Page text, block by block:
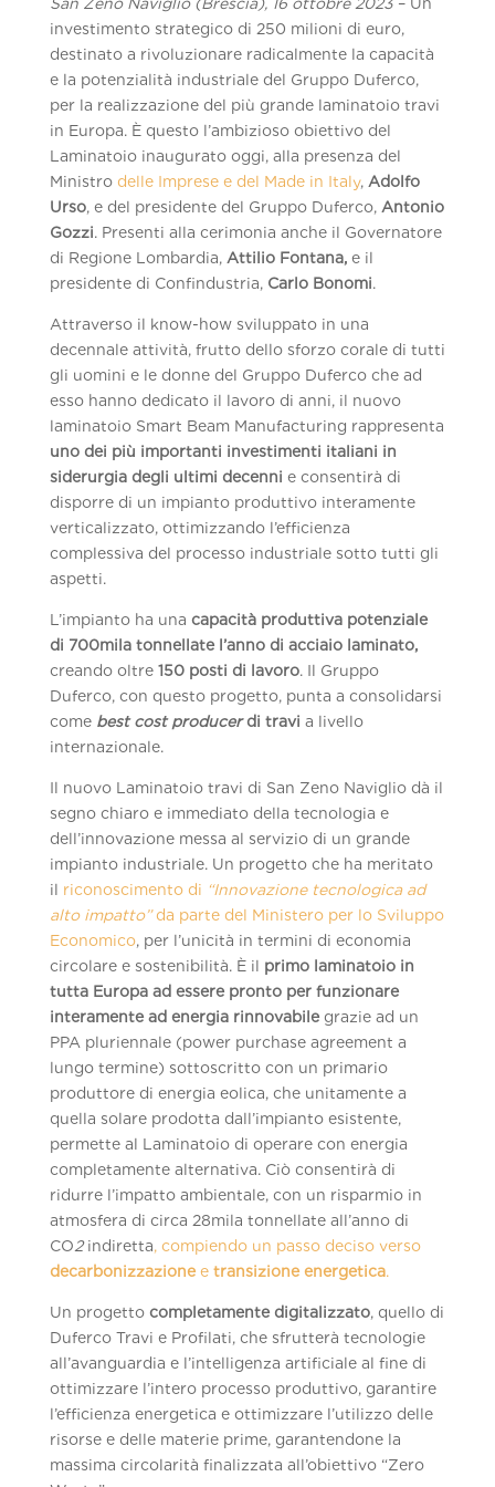
San Zeno Naviglio (Brescia), 16 ottobre 2023– Un
investimento strategico di 250 milioni di euro,
destinato a rivoluzionare radicalmente la capacità
e la potenzialità industriale del Gruppo Duferco,
per la realizzazione del più grande laminatoio travi
in Europa. È questo l’ambizioso obiettivo del
Laminatoio inaugurato oggi, alla presenza del
Ministro delle Imprese e del Made in Italy, Adolfo
Urso, e del presidente del Gruppo Duferco, Antonio
Gozzi. Presenti alla cerimonia anche il Governatore
di Regione Lombardia, Attilio Fontana,e il
presidente di Confindustria, Carlo Bonomi.
Attraverso il know-how sviluppato in una
decennale attività, frutto dello sforzo corale di tutti
gli uomini e le donne del Gruppo Duferco che ad
esso hanno dedicato il lavoro di anni, il nuovo
laminatoio Smart Beam Manufacturing rappresenta
uno dei più importanti investimenti italiani in
siderurgia degli ultimi decenni e consentirà di
disporre di un impianto produttivo interamente
verticalizzato, ottimizzando l’efficienza
complessiva del processo industriale sotto tutti gli
aspetti.
L’impianto ha una capacità produttiva potenziale
di 700mila tonnellate l’anno di acciaio laminato,
creando oltre 150 posti di lavoro. Il Gruppo
Duferco, con questo progetto, punta a consolidarsi
come best cost producerdi travi a livello
internazionale.
Il nuovo Laminatoio travi di San Zeno Naviglio dà il
segno chiaro e immediato della tecnologia e
dell’innovazione messa al servizio di un grande
impianto industriale. Un progetto che ha meritato
il riconoscimento di “Innovazione tecnologica ad
alto impatto”da parte del Ministero per lo Sviluppo
Economico, per l’unicità in termini di economia
circolare e sostenibilità. È il primo laminatoio in
tutta Europa ad essere pronto per funzionare
interamente ad energia rinnovabile grazie ad un
PPA pluriennale (power purchase agreement a
lungo termine) sottoscritto con un primario
produttore di energia eolica, che unitamente a
quella solare prodotta dall’impianto esistente,
permette al Laminatoio di operare con energia
completamente alternativa. Ciò consentirà di
ridurre l’impatto ambientale, con un risparmio in
atmosfera di circa 28mila tonnellate all’anno di
CO2indiretta, compiendo un passo deciso verso
decarbonizzazionee transizione energetica.
Un progetto completamente digitalizzato, quello di
Duferco Travi e Profilati, che sfrutterà tecnologie
all’avanguardia e l’intelligenza artificiale al fine di
ottimizzare l’intero processo produttivo, garantire
l’efficienza energetica e ottimizzare l’utilizzo delle
risorse e delle materie prime, garantendone la
massima circolarità finalizzata all’obiettivo “Zero